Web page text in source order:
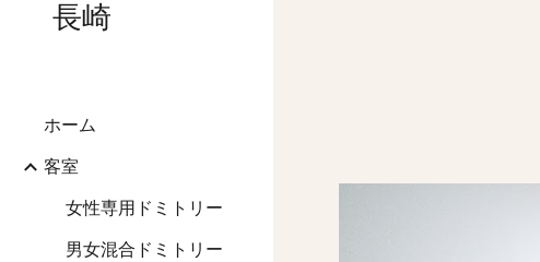
長崎
ホーム
客室
女性専用ドミトリー
男女混合ドミトリー